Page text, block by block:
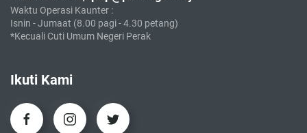
Waktu Operasi Kaunter :
Isnin - Jumaat (8.00 pagi - 4.30 petang)
*Kecuali Cuti Umum Negeri Perak
Ikuti Kami